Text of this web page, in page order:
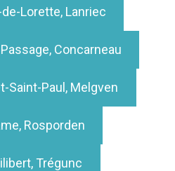
Lorette, Lanriec
Concarneau
Saint-Paul, Melgven
Rosporden
Trégunc